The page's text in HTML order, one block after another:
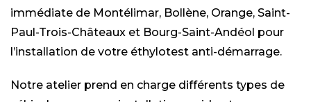
immédiate de Montélimar, Bollène, Orange, Saint-
Paul-Trois-Châteaux et Bourg-Saint-Andéol pour
l’installation de votre éthylotest anti-démarrage.
Notre atelier prend en charge différents types de